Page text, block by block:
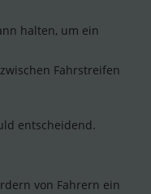
halten, um ein
Fahrstreifen
entscheidend.
von Fahrern ein